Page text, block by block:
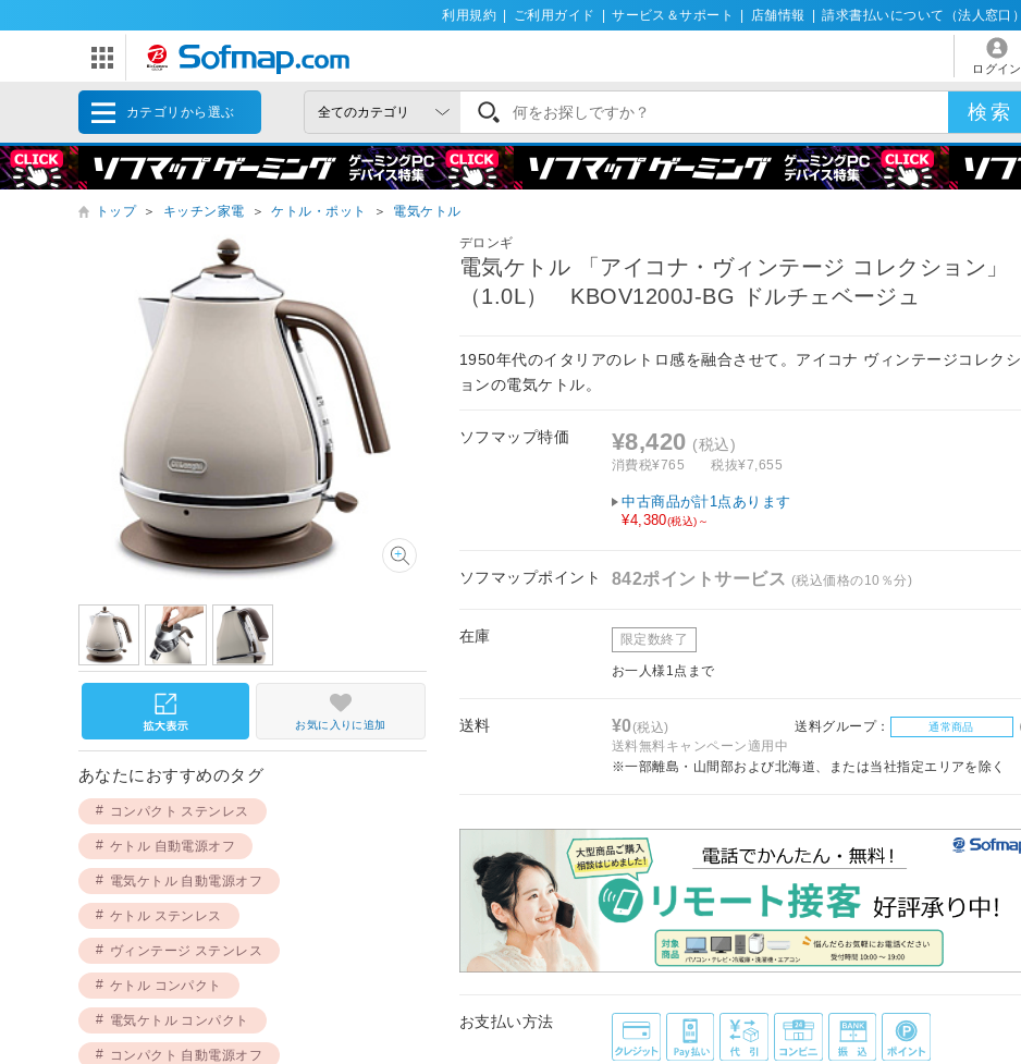
利用規約 ご利用ガイド サービス＆サポート 店舗情報 請求書払いについて（法人窓口）
ログイン
カテゴリから選ぶ
トップ ＞ キッチン家電 ＞ ケトル・ポット ＞ 電気ケトル
デロンギ
電気ケトル 「アイコナ・ヴィンテージ コレクション」
（1.0L） KBOV1200J-BG ドルチェベージュ
1950年代のイタリアのレトロ感を融合させて。アイコナ ヴィンテージコレクシ
ョンの電気ケトル。
ソフマップ特価 ¥8,420 (税込)
消費税¥765 税抜¥7,655
中古商品が計1点あります
¥4,380(税込)～
ソフマップポイント 842ポイントサービス (税込価格の10％分)
在庫 限定数終了
お一人様1点まで
送料 ¥0(税込) 送料グループ： 通常商品
送料無料キャンペーン適用中
※一部離島・山間部および北海道、または当社指定エリアを除く
お支払い方法
お気に入りに追加
あなたにおすすめのタグ
コンパクト ステンレス
ケトル 自動電源オフ
電気ケトル 自動電源オフ
ケトル ステンレス
ヴィンテージ ステンレス
ケトル コンパクト
電気ケトル コンパクト
コンパクト 自動電源オフ